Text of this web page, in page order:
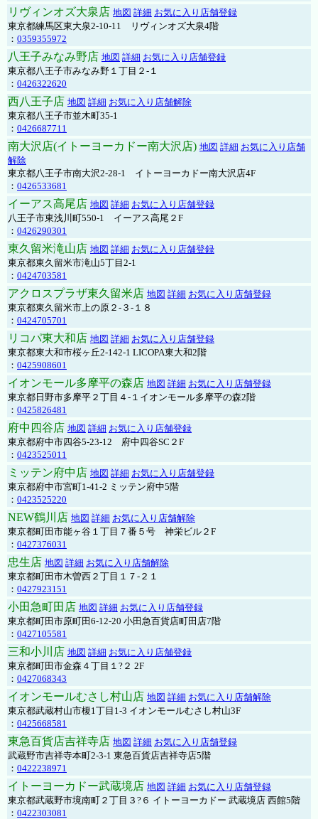
リヴィンオズ大泉店 地図 詳細 お気に入り店舗登録
東京都練馬区東大泉2-10-11 リヴィンオズ大泉4階
： 0359355972
八王子みなみ野店 地図 詳細 お気に入り店舗登録
東京都八王子市みなみ野１丁目２-１
： 0426322620
西八王子店 地図 詳細 お気に入り店舗解除
東京都八王子市並木町35-1
： 0426687711
南大沢店(イトーヨーカドー南大沢店) 地図 詳細 お気に入り店舗
解除
東京都八王子市南大沢2-28-1 イトーヨーカドー南大沢店4F
： 0426533681
イーアス高尾店 地図 詳細 お気に入り店舗登録
八王子市東浅川町550-1 イーアス高尾２F
： 0426290301
東久留米滝山店 地図 詳細 お気に入り店舗登録
東京都東久留米市滝山5丁目2-1
： 0424703581
アクロスプラザ東久留米店 地図 詳細 お気に入り店舗登録
東京都東久留米市上の原２-３-１８
： 0424705701
リコパ東大和店 地図 詳細 お気に入り店舗登録
東京都東大和市桜ヶ丘2-142-1 LICOPA東大和2階
： 0425908601
イオンモール多摩平の森店 地図 詳細 お気に入り店舗登録
東京都日野市多摩平２丁目４-１イオンモール多摩平の森2階
： 0425826481
府中四谷店 地図 詳細 お気に入り店舗登録
東京都府中市四谷5-23-12 府中四谷SC２F
： 0423525011
ミッテン府中店 地図 詳細 お気に入り店舗登録
東京都府中市宮町1-41-2 ミッテン府中5階
： 0423525220
NEW鶴川店 地図 詳細 お気に入り店舗解除
東京都町田市能ヶ谷１丁目７番５号 神栄ビル２F
： 0427376031
忠生店 地図 詳細 お気に入り店舗解除
東京都町田市木曽西２丁目１７-２１
： 0427923151
小田急町田店 地図 詳細 お気に入り店舗登録
東京都町田市原町田6-12-20 小田急百貨店町田店7階
： 0427105581
三和小川店 地図 詳細 お気に入り店舗登録
東京都町田市金森４丁目１?２ 2F
： 0427068343
イオンモールむさし村山店 地図 詳細 お気に入り店舗解除
東京都武蔵村山市榎1丁目1-3 イオンモールむさし村山3F
： 0425668581
東急百貨店吉祥寺店 地図 詳細 お気に入り店舗登録
武蔵野市吉祥寺本町2-3-1 東急百貨店吉祥寺店5階
： 0422238971
イトーヨーカドー武蔵境店 地図 詳細 お気に入り店舗登録
東京都武蔵野市境南町２丁目３?６ イトーヨーカドー 武蔵境店 西館5階
： 0422303081